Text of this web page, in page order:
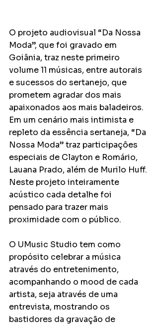
O projeto audiovisual “Da Nossa
Moda”, que foi gravado em
Goiânia, traz neste primeiro
volume 11 músicas, entre autorais
e sucessos do sertanejo, que
prometem agradar dos mais
apaixonados aos mais baladeiros.
Em um cenário mais intimista e
repleto da essência sertaneja, “Da
Nossa Moda” traz participações
especiais de Clayton e Romário,
Lauana Prado, além de Murilo Huff.
Neste projeto inteiramente
acústico cada detalhe foi
pensado para trazer mais
proximidade com o público.
O UMusic Studio tem como
propósito celebrar a música
através do entretenimento,
acompanhando o mood de cada
artista, seja através de uma
entrevista, mostrando os
bastidores da gravação de